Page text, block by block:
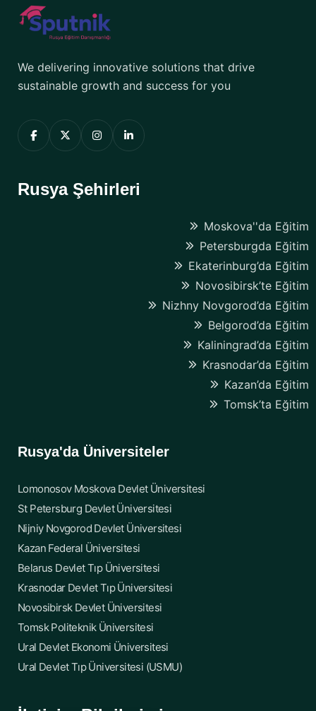
We delivering innovative solutions that drive
sustainable growth and success for you
Rusya Şehirleri
Moskova''da Eğitim
Petersburgda Eğitim
Ekaterinburg’da Eğitim
Novosibirsk’te Eğitim
Nizhny Novgorod’da Eğitim
Belgorod’da Eğitim
Kaliningrad’da Eğitim
Krasnodar’da Eğitim
Kazan’da Eğitim
Tomsk’ta Eğitim
Rusya'da Üniversiteler
Lomonosov Moskova Devlet Üniversitesi
St Petersburg Devlet Üniversitesi
Nijniy Novgorod Devlet Üniversitesi
Kazan Federal Üniversitesi
Belarus Devlet Tıp Üniversitesi
Krasnodar Devlet Tıp Üniversitesi
Novosibirsk Devlet Üniversitesi
Tomsk Politeknik Üniversitesi
Ural Devlet Ekonomi Üniversitesi
Ural Devlet Tıp Üniversitesi (USMU)